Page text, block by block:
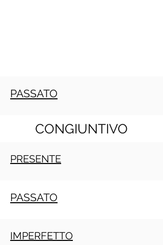
PASSATO
CONGIUNTIVO
PRESENTE
PASSATO
IMPERFETTO